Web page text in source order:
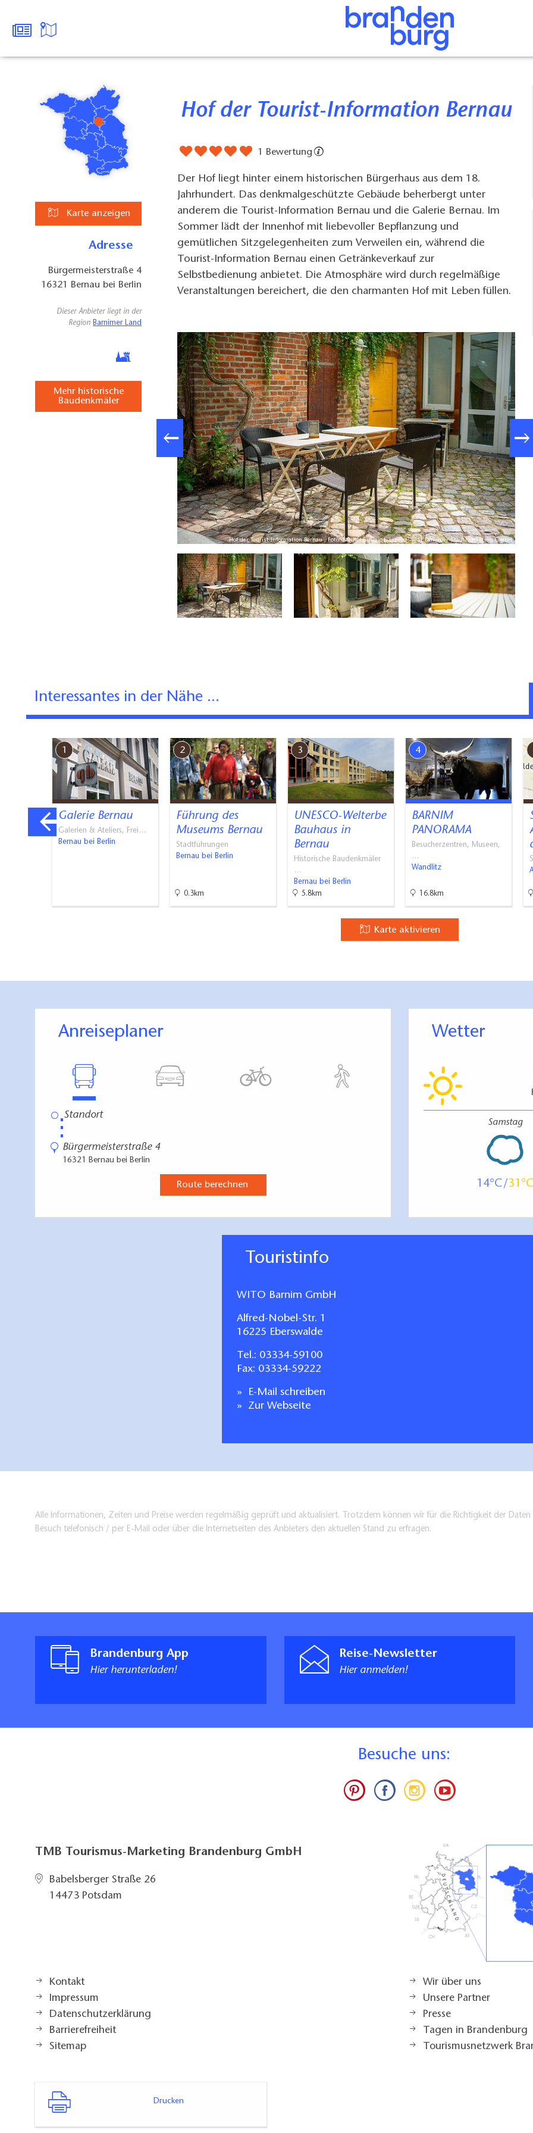
Karte anzeigen
Adresse
Bürgermeisterstraße 4
16321 Bernau bei Berlin
Dieser Anbieter liegt in der
Region Barnimer Land
Mehr historische
Baudenkmäler
Hof der Tourist-Information Bernau
1 Bewertung
Der Hof liegt hinter einem historischen Bürgerhaus aus dem 18.
Jahrhundert. Das denkmalgeschützte Gebäude beherbergt unter
anderem die Tourist-Information Bernau und die Galerie Bernau. Im
Sommer lädt der Innenhof mit liebevoller Bepflanzung und
gemütlichen Sitzgelegenheiten zum Verweilen ein, während die
Tourist-Information Bernau einen Getränkeverkauf zur
Selbstbedienung anbietet. Die Atmosphäre wird durch regelmäßige
Veranstaltungen bereichert, die den charmanten Hof mit Leben füllen.
Hof der Tourist-Information Bernau , Foto: Michél Schmidt, Lizenz: BeSt Bernauer Stadtmarketing GmbH
Interessantes in der Nähe ...
1
Galerie Bernau
Galerien & Ateliers, Frei…
Bernau bei Berlin
2
Führung des
Museums Bernau
Stadtführungen
Bernau bei Berlin
0.3km
3
UNESCO-Welterbe
Bauhaus in
Bernau
Historische Baudenkmäler
…
Bernau bei Berlin
5.8km
4
BARNIM
PANORAMA
Besucherzentren, Museen,
…
Wandlitz
16.8km
Karte aktivieren
Anreiseplaner
⋮
Bürgermeisterstraße 4
16321 Bernau bei Berlin
Route berechnen
Wetter
Samstag
14 31
Touristinfo
WITO Barnim GmbH
Alfred-Nobel-Str. 1
16225 Eberswalde
Tel.: 03334-59100
Fax: 03334-59222
E-Mail schreiben
Zur Webseite
Alle Informationen, Zeiten und Preise werden regelmäßig geprüft und aktualisiert. Trotzdem können wir für die Richtigkeit der
Besuch telefonisch / per E-Mail oder über die Internetseiten des Anbieters den aktuellen Stand zu erfragen.
Brandenburg App
Hier herunterladen!
Reise-Newsletter
Hier anmelden!
Besuche uns:
TMB Tourismus-Marketing Brandenburg GmbH
Babelsberger Straße 26
14473 Potsdam
Kontakt
Impressum
Datenschutzerklärung
Barrierefreiheit
Sitemap
Wir über uns
Unsere Partner
Presse
Tagen in Brandenburg
Tourismusnetzwerk
Drucken